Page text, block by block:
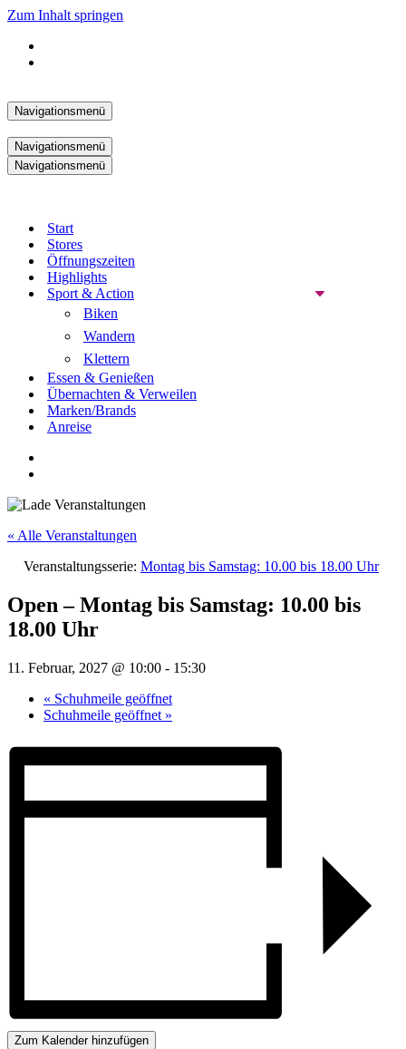
Zum Inhalt springen
Navigationsmenü
Navigationsmenü
Navigationsmenü
Start
Stores
Öffnungszeiten
Highlights
Sport & Action
Biken
Wandern
Klettern
Essen & Genießen
Übernachten & Verweilen
Marken/Brands
Anreise
« Alle Veranstaltungen
Veranstaltungsserie: Montag bis Samstag: 10.00 bis 18.00 Uhr
Open – Montag bis Samstag: 10.00 bis
18.00 Uhr
11. Februar, 2027 @ 10:00 - 15:30
« Schuhmeile geöffnet
Schuhmeile geöffnet »
Zum Kalender hinzufügen